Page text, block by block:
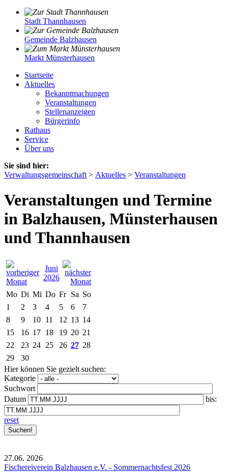
Stadt Thannhausen
Gemeinde Balzhausen
Markt Münsterhausen
Startseite
Aktuelles
Bekanntmachungen
Veranstaltungen
Stellenanzeigen
Bürgerinfo
Rathaus
Service
Über uns
Sie sind hier:
Verwaltungsgemeinschaft > Aktuelles > Veranstaltungen
Veranstaltungen und Termine
in Balzhausen, Münsterhausen
und Thannhausen
Juni
2026
Mo Di Mi Do Fr Sa So
1
2 3 4 5 6
7
8
9 10 11 12 13 14
15
16 17 18 19 20 21
22
23 24 25 26 27 28
29
30
Hier können Sie gezielt suchen:
Kategorie
Suchwort
Datum
bis:
reset
27.06. 2026
Fischereiverein Balzhausen e.V. - Sommernachtsfest 2026